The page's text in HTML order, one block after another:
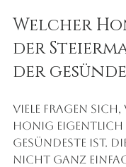
Welcher
der
der
Viele fragen
Honig eigentlich
gesündeste ist.
nicht ganz